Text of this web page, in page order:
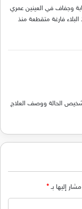
وجفاف في العينين عمري
فارغة متقطعة منذ
الحالة ووصف العلاج
إليها بـ*